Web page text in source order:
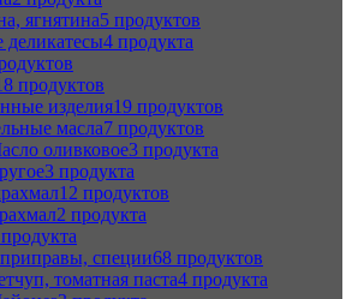
ягнятина5 продуктов
4 продукта
продуктов
изделия19 продуктов
масла7 продуктов
оливковое3 продукта
3 продукта
12 продуктов
2 продукта
специи68 продуктов
томатная паста4 продукта